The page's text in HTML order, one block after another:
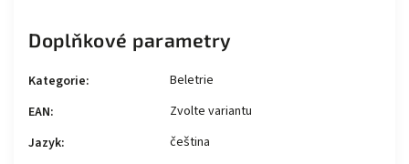
Doplňkové parametry
Kategorie:
Beletrie
EAN:
Zvolte variantu
Jazyk:
čeština